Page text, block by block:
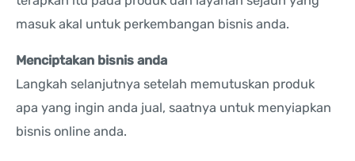
masuk akal untuk perkembangan bisnis anda.
Menciptakan bisnis anda
Langkah selanjutnya setelah memutuskan produk
apa yang ingin anda jual, saatnya untuk menyiapkan
bisnis online anda.